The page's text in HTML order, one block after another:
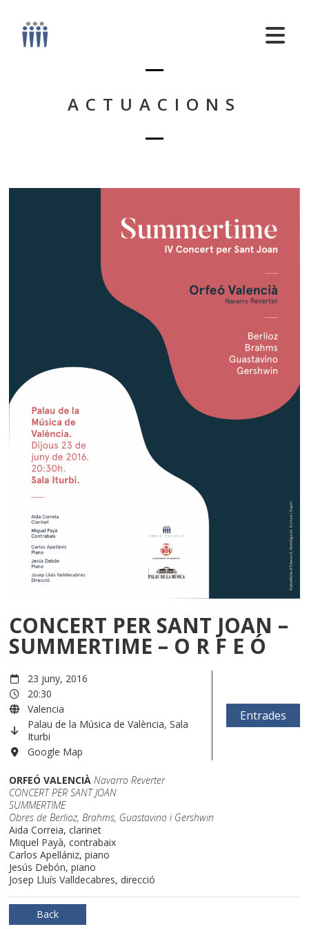
ACTUACIONS
CONCERT PER SANT JOAN –
SUMMERTIME – O R F E Ó
23 juny, 2016
20:30
Valencia
Palau de la Música de València, Sala
Iturbi
Google Map
Entrades
ORFEÓ VALENCIÀ Navarro Reverter
CONCERT PER SANT JOAN
SUMMERTIME
Obres de Berlioz, Brahms, Guastavino i Gershwin
Aida Correia, clarinet
Miquel Payà, contrabaix
Carlos Apellániz, piano
Jesús Debón, piano
Josep Lluís Valldecabres, direcció
Back